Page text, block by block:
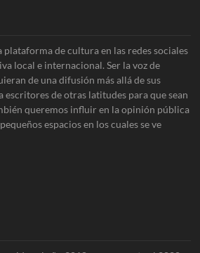
de cultura en las redes sociales
local e internacional. Ser la voz de
de una difusión más allá de sus
escritores de otras latitudes para que sean
queremos influir en la opinión pública
espacios en los cuales se ve